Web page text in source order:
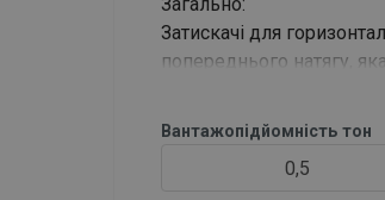
Затискачі для
попереднього натягу,
Вантажопідйомність тон
0,5